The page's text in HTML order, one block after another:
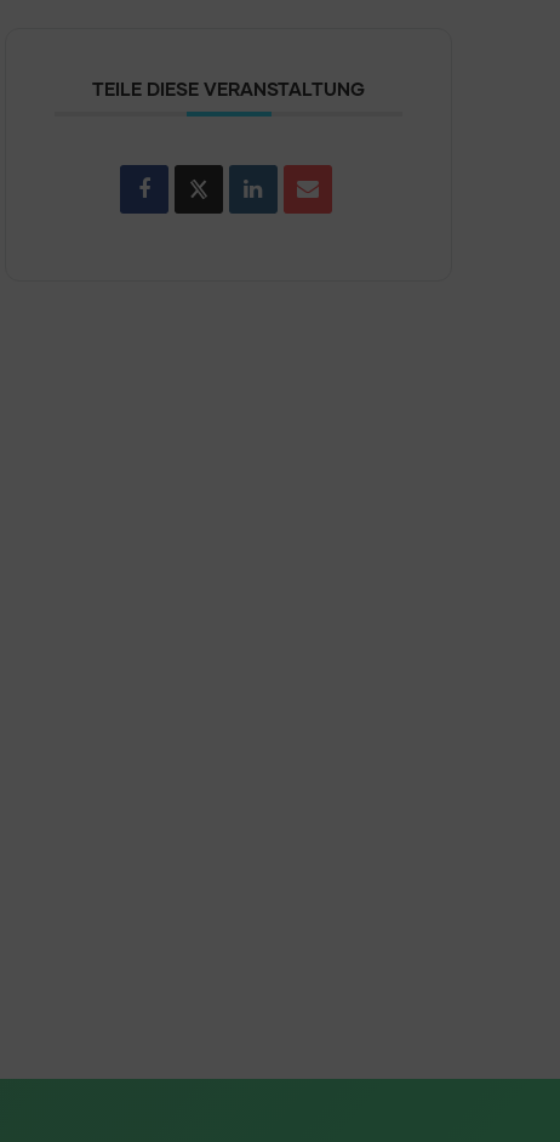
TEILE DIESE VERANSTALTUNG